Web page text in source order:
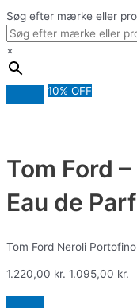
Søg efter mærke eller
×
10% OFF
Tom Ford
Eau de
Tom Ford Neroli
1.220,00kr. 1.095,00 kr.